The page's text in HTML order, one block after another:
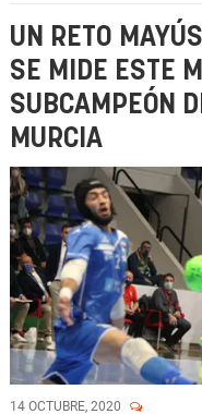
UN RETO
SE MIDE ESTE
SUBCAMPEÓN
MURCIA
14 OCTUBRE, 2020